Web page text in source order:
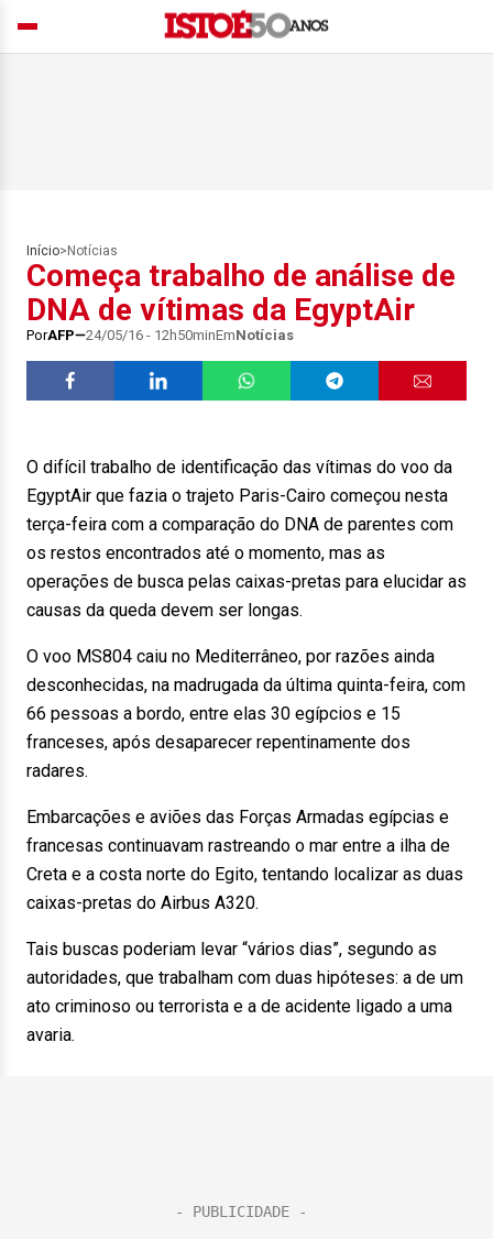
Início> Notícias
Começa trabalho de análise de
DNA de vítimas da EgyptAir
PorAFP 24/05/16 - 12h50minEmNotícias
O difícil trabalho de identificação das vítimas do voo da
EgyptAir que fazia o trajeto Paris-Cairo começou nesta
terça-feira com a comparação do DNA de parentes com
os restos encontrados até o momento, mas as
operações de busca pelas caixas-pretas para elucidar as
causas da queda devem ser longas.
O voo MS804 caiu no Mediterrâneo, por razões ainda
desconhecidas, na madrugada da última quinta-feira, com
66 pessoas a bordo, entre elas 30 egípcios e 15
franceses, após desaparecer repentinamente dos
radares.
Embarcações e aviões das Forças Armadas egípcias e
francesas continuavam rastreando o mar entre a ilha de
Creta e a costa norte do Egito, tentando localizar as duas
caixas-pretas do Airbus A320.
Tais buscas poderiam levar “vários dias”, segundo as
autoridades, que trabalham com duas hipóteses: a de um
ato criminoso ou terrorista e a de acidente ligado a uma
avaria.